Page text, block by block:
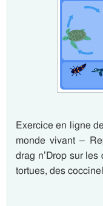
Exercice en ligne
monde vivant –
drag n’Drop sur
tortues, des